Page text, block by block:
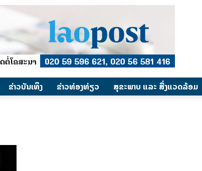
​ຂ່າວບັນເທິງ ​ຂ່າວທ່ອງທ່ຽວ ສຸຂະພາບ ແລະ ສີ່ງແວດລ້ອມ